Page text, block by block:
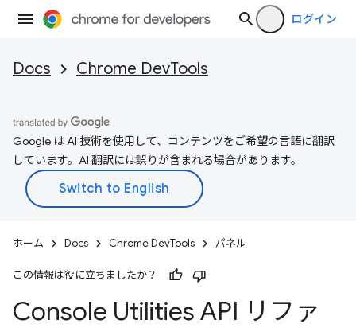
ログイン
Docs Chrome DevTools
Google は AI 技術を使用して、コンテンツをご希望の言語に翻訳
しています。AI 翻訳には誤りが含まれる場合があります。
ホーム Docs Chrome DevTools パネル
この情報は役に立ちましたか？
Console Utilities API リファ